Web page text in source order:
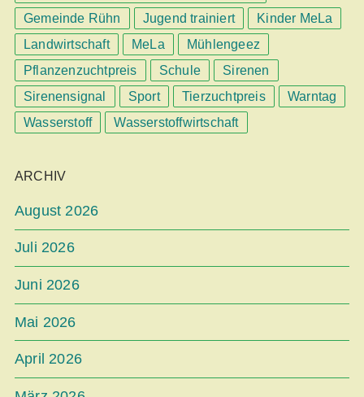
Gemeinde Rühn
Jugend trainiert
Kinder MeLa
Landwirtschaft
MeLa
Mühlengeez
Pflanzenzuchtpreis
Schule
Sirenen
Sirenensignal
Sport Tierzuchtpreis
Warntag
Wasserstoff
Wasserstoffwirtschaft
ARCHIV
August 2026
Juli 2026
Juni 2026
Mai 2026
April 2026